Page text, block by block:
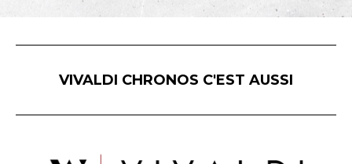
VIVALDI CHRONOS C'EST AUSSI